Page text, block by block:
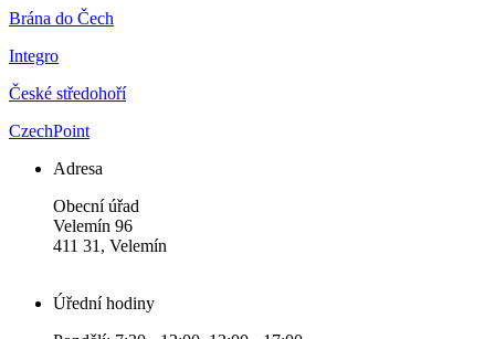
Brána do Čech
Integro
České středohoří
CzechPoint
Adresa
Obecní úřad
Velemín 96
411 31, Velemín
Úřední hodiny